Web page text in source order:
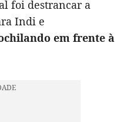
foi destrancar a
Indi e
em frente à